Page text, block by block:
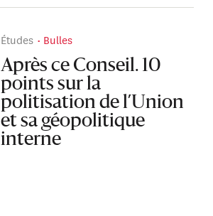
Études Bulles
Après ce Conseil. 10
points sur la
politisation de l’Union
et sa géopolitique
interne